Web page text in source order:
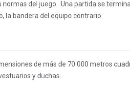
del juego. Una partida se
la bandera del equipo contrario.
de más de 70.000 metros
y duchas.